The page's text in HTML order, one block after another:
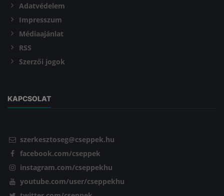
Adatvédelem
Impresszum
Médiaajánlat
RSS
Szerzői jogok
KAPCSOLAT
szerkesztoseg@cseppek.hu
facebook.com/cseppek
instagram.com/cseppekhu
youtube.com/user/cseppekhu